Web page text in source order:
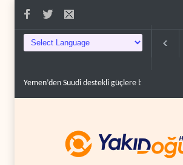
operasyon.. Grönland’da izinsiz sondaj hamlesi..